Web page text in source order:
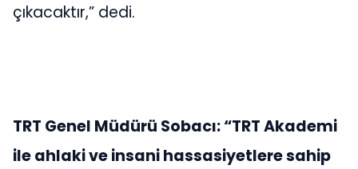
çıkacaktır,” dedi.
TRT Genel Müdürü Sobacı: “TRT Akademi
ile ahlaki ve insani hassasiyetlere sahip